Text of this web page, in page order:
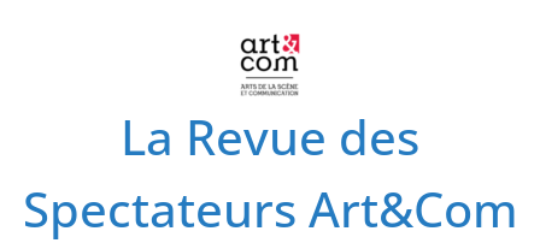
La Revue des
Spectateurs Art&Com